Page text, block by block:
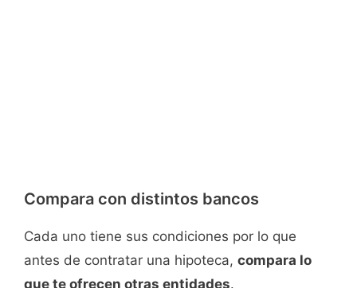
Compara con distintos bancos
Cada uno tiene sus condiciones por lo que
antes de contratar una hipoteca, compara lo
que te ofrecen otras entidades.